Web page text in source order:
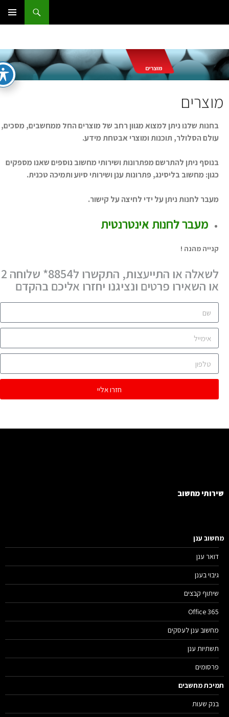
בחנות שלנו ניתן למצוא מגוון רחב של מוצרים החל ממחשבים, מסכים,
עולם הסלולר, תוכנות ומוצרי אבטחת מידע.
בנוסף ניתן להתרשם מפתרונות ושירותי מחשוב נוספים שאנו מספקים
כגון: מחשוב בליסינג, פתרונות ענן ושירותי סיוע ותמיכה טכנית.
מעבר לחנות ניתן על ידי לחיצה על קישור.
מעבר לחנות אינטרנטית
קנייה מהנה !
לשאלה או התייעצות, התקשרו ל8854* שלוחה 2
או השאירו פרטים ונציגנו יחזרו אליכם בהקדם
חזרו אליי
מחשוב
ענן
דואר ענן
גיבוי בענן
שיתוף קבצים
Office 365
מחשוב ענן לעסקים
תשתיות ענן
פרסומים
מחשבים
בנק שעות